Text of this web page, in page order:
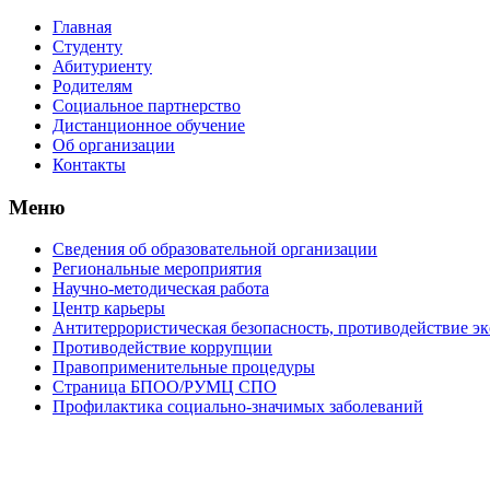
Главная
Студенту
Абитуриенту
Родителям
Социальное партнерство
Дистанционное обучение
Об организации
Контакты
Меню
Сведения об образовательной организации
Региональные мероприятия
Научно-методическая работа
Центр карьеры
Антитеррористическая безопасность, противодействие
Противодействие коррупции
Правоприменительные процедуры
Страница БПОО/РУМЦ CПO
Профилактика социально-значимых заболеваний